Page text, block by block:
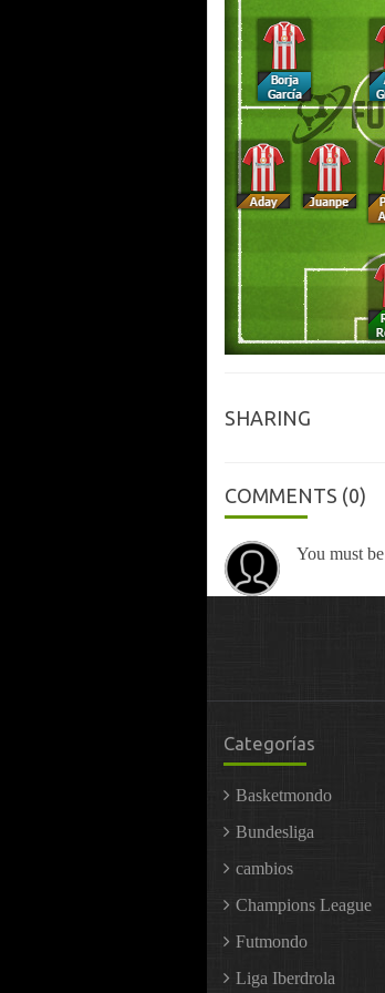
SHARING
COMMENTS (0)
You must be
Categorías
Basketmondo
Bundesliga
cambios
Champions League
Futmondo
Liga Iberdrola